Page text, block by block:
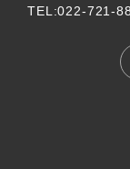
TEL:022-721-